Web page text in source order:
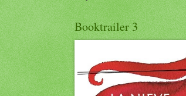
Booktrailer 3